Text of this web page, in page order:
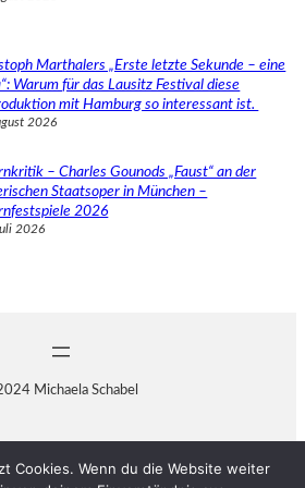
Marthalers „Erste letzte Sekunde – eine
Warum für das Lausitz Festival diese
mit Hamburg so interessant ist.
2026
– Charles Gounods „Faust“ an der
Staatsoper in München –
2026
2026
Michaela Schabel
Cookies. Wenn du die Website weiter